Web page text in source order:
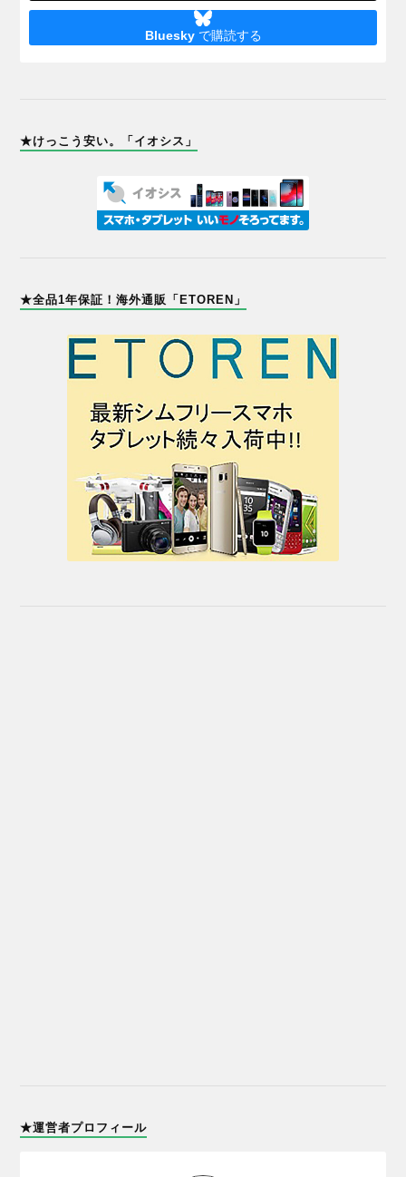
Blueskyで購読する
★けっこう安い。「イオシス」
★全品1年保証！海外通販「ETOREN」
★運営者プロフィール